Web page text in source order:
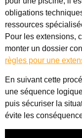
obligations
ressources
Pour les extensions,
monter un dossier
règles pour une
En suivant cette
une séquence
puis sécuriser la
évite les